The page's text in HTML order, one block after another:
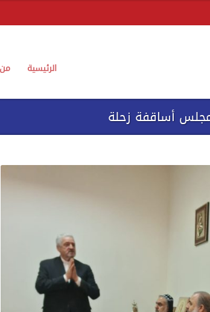
الرئيسية
أساقفة زحلة